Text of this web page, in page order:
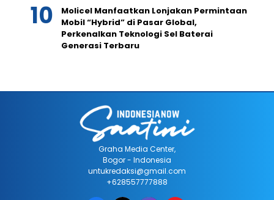
Molicel Manfaatkan Lonjakan Permintaan
Mobil “Hybrid” di Pasar Global,
Perkenalkan Teknologi Sel Baterai
Generasi Terbaru
Graha Media Center,
Bogor - Indonesia
untukredaksi@gmail.com
+628557777888